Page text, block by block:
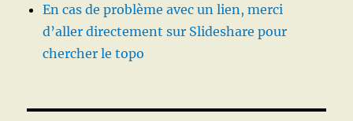
En cas de problème avec un lien, merci
d’aller directement sur Slideshare pour
chercher le topo